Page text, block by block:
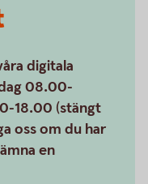
digitala
08.00-
18.00 (stängt
oss om du har
en